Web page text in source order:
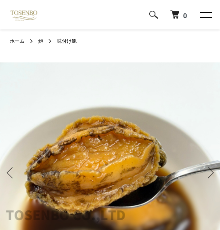
0
ホーム 鮑 味付け鮑